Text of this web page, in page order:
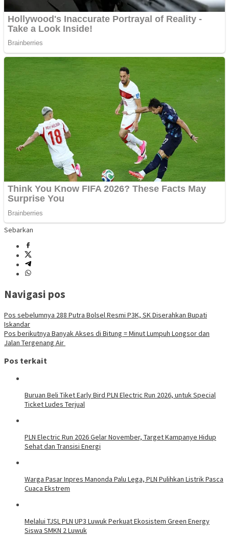
Sebarkan
Navigasi pos
Pos sebelumnya 288 Putra Bolsel Resmi P3K, SK Diserahkan Bupati
Iskandar
Pos berikutnya Banyak Akses di Bitung = Minut Lumpuh Longsor dan
Jalan Tergenang Air
Pos terkait
Buruan Beli Tiket Early Bird PLN Electric Run 2026, untuk Special
Ticket Ludes Terjual
PLN Electric Run 2026 Gelar November, Target Kampanye Hidup
Sehat dan Transisi Energi
Warga Pasar Inpres Manonda Palu Lega, PLN Pulihkan Listrik Pasca
Cuaca Ekstrem
Melalui TJSL PLN UP3 Luwuk Perkuat Ekosistem Green Energy
Siswa SMKN 2 Luwuk